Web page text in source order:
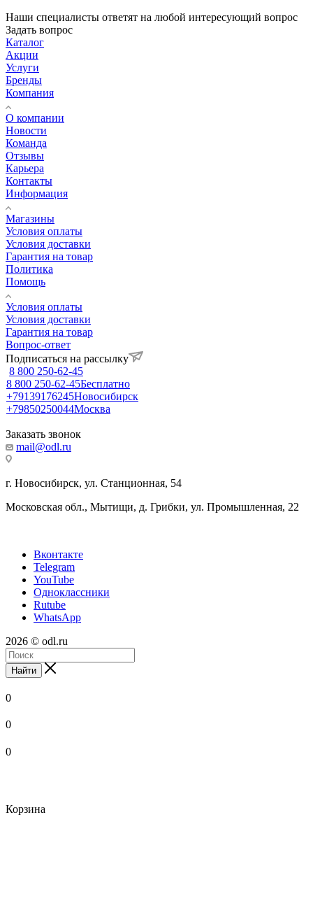
Наши специалисты ответят на любой интересующий вопрос
Задать вопрос
Каталог
Акции
Услуги
Бренды
Компания
О компании
Новости
Команда
Отзывы
Карьера
Контакты
Информация
Магазины
Условия оплаты
Условия доставки
Гарантия на товар
Политика
Помощь
Условия оплаты
Условия доставки
Гарантия на товар
Вопрос-ответ
Подписаться на рассылку
8 800 250-62-45
8 800 250-62-45Бесплатно
+79139176245Новосибирск
+79850250044Москва
Заказать звонок
mail@odl.ru
г. Новосибирск, ул. Станционная, 54
Московская обл., Мытищи, д. Грибки, ул. Промышленная, 22
Вконтакте
Telegram
YouTube
Одноклассники
Rutube
WhatsApp
2026 © odl.ru
Найти
0
0
0
Корзина